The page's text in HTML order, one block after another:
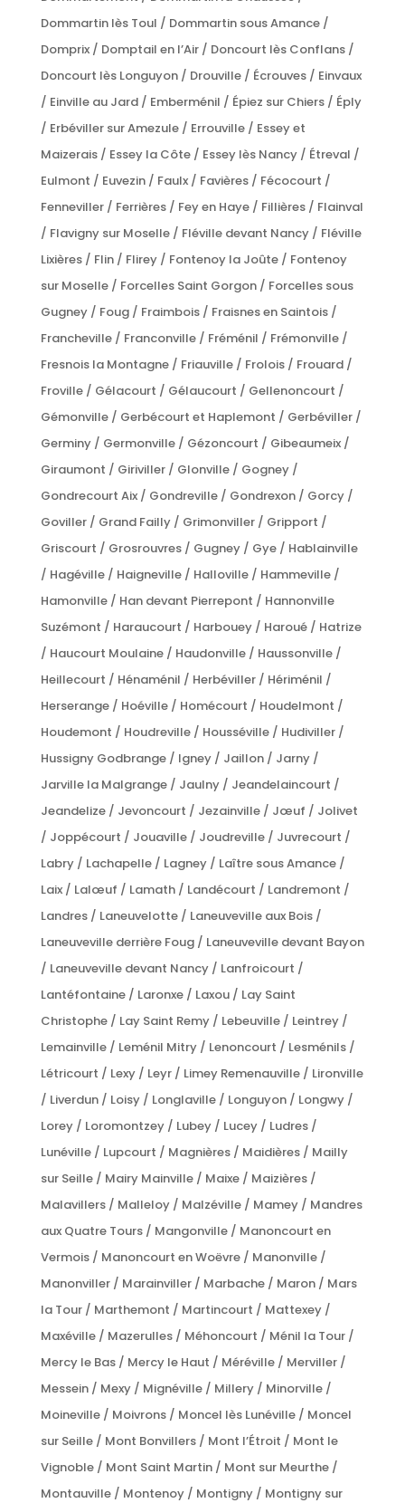
Dommartin lès Toul / Dommartin sous Amance /
Domprix / Domptail en l’Air / Doncourt lès Conflans /
Doncourt lès Longuyon / Drouville / Écrouves / Einvaux
/ Einville au Jard / Emberménil / Épiez sur Chiers / Éply
/ Erbéviller sur Amezule / Errouville / Essey et
Maizerais / Essey la Côte / Essey lès Nancy / Étreval /
Eulmont / Euvezin / Faulx / Favières / Fécocourt /
Fenneviller / Ferrières / Fey en Haye / Fillières / Flainval
/ Flavigny sur Moselle / Fléville devant Nancy / Fléville
Lixières / Flin / Flirey / Fontenoy la Joûte / Fontenoy
sur Moselle / Forcelles Saint Gorgon / Forcelles sous
Gugney / Foug / Fraimbois / Fraisnes en Saintois /
Francheville / Franconville / Fréménil / Frémonville /
Fresnois la Montagne / Friauville / Frolois / Frouard /
Froville / Gélacourt / Gélaucourt / Gellenoncourt /
Gémonville / Gerbécourt et Haplemont / Gerbéviller /
Germiny / Germonville / Gézoncourt / Gibeaumeix /
Giraumont / Giriviller / Glonville / Gogney /
Gondrecourt Aix / Gondreville / Gondrexon / Gorcy /
Goviller / Grand Failly / Grimonviller / Gripport /
Griscourt / Grosrouvres / Gugney / Gye / Hablainville
/ Hagéville / Haigneville / Halloville / Hammeville /
Hamonville / Han devant Pierrepont / Hannonville
Suzémont / Haraucourt / Harbouey / Haroué / Hatrize
/ Haucourt Moulaine / Haudonville / Haussonville /
Heillecourt / Hénaménil / Herbéviller / Hériménil /
Herserange / Hoéville / Homécourt / Houdelmont /
Houdemont / Houdreville / Housséville / Hudiviller /
Hussigny Godbrange / Igney / Jaillon / Jarny /
Jarville la Malgrange / Jaulny / Jeandelaincourt /
Jeandelize / Jevoncourt / Jezainville / Jœuf / Jolivet
/ Joppécourt / Jouaville / Joudreville / Juvrecourt /
Labry / Lachapelle / Lagney / Laître sous Amance /
Laix / Lalœuf / Lamath / Landécourt / Landremont /
Landres / Laneuvelotte / Laneuveville aux Bois /
Laneuveville derrière Foug / Laneuveville devant Bayon
/ Laneuveville devant Nancy / Lanfroicourt /
Lantéfontaine / Laronxe / Laxou / Lay Saint
Christophe / Lay Saint Remy / Lebeuville / Leintrey /
Lemainville / Leménil Mitry / Lenoncourt / Lesménils /
Létricourt / Lexy / Leyr / Limey Remenauville / Lironville
/ Liverdun / Loisy / Longlaville / Longuyon / Longwy /
Lorey / Loromontzey / Lubey / Lucey / Ludres /
Lunéville / Lupcourt / Magnières / Maidières / Mailly
sur Seille / Mairy Mainville / Maixe / Maizières /
Malavillers / Malleloy / Malzéville / Mamey / Mandres
aux Quatre Tours / Mangonville / Manoncourt en
Vermois / Manoncourt en Woëvre / Manonville /
Manonviller / Marainviller / Marbache / Maron / Mars
la Tour / Marthemont / Martincourt / Mattexey /
Maxéville / Mazerulles / Méhoncourt / Ménil la Tour /
Mercy le Bas / Mercy le Haut / Méréville / Merviller /
Messein / Mexy / Mignéville / Millery / Minorville /
Moineville / Moivrons / Moncel lès Lunéville / Moncel
sur Seille / Mont Bonvillers / Mont l’Étroit / Mont le
Vignoble / Mont Saint Martin / Mont sur Meurthe /
Montauville / Montenoy / Montigny / Montigny sur